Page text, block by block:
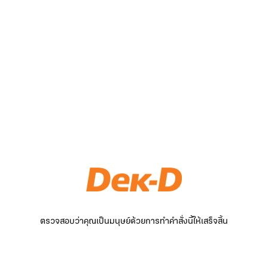
ตรวจสอบว่าคุณเป็นมนุษย์ด้วยการทำคำสั่งนี้ให้เสร็จสิ้น